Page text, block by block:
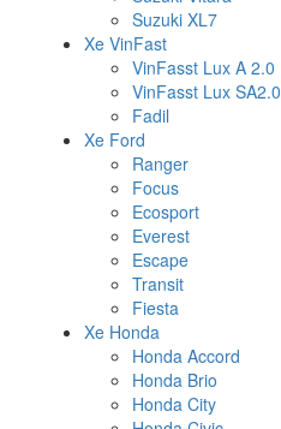
Suzuki XL7
Xe VinFast
VinFasst Lux A 2.0
VinFasst Lux SA2.0
Fadil
Xe Ford
Ranger
Focus
Ecosport
Everest
Escape
Transit
Fiesta
Xe Honda
Honda Accord
Honda Brio
Honda City